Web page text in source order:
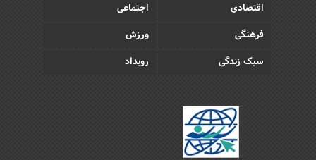
اقتصادی
اجتماعی
فرهنگی
ورزش
سبک زندگی
رویداد